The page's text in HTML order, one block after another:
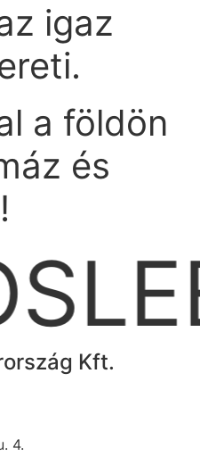
igaz
a földön
és
Kft.
4.